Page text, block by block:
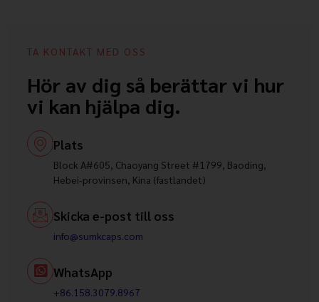
TA KONTAKT MED OSS
Hör av dig så berättar vi hur
vi kan hjälpa dig.
Plats
Block A#605, Chaoyang Street #1799, Baoding,
Hebei-provinsen, Kina (fastlandet)
Skicka e-post till oss
info@sumkcaps.com
WhatsApp
+86.158.3079.8967